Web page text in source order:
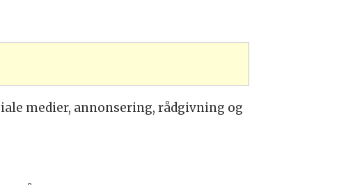
medier, annonsering, rådgivning og